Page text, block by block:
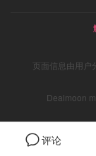
评论
页面信息由用
Dealmoon